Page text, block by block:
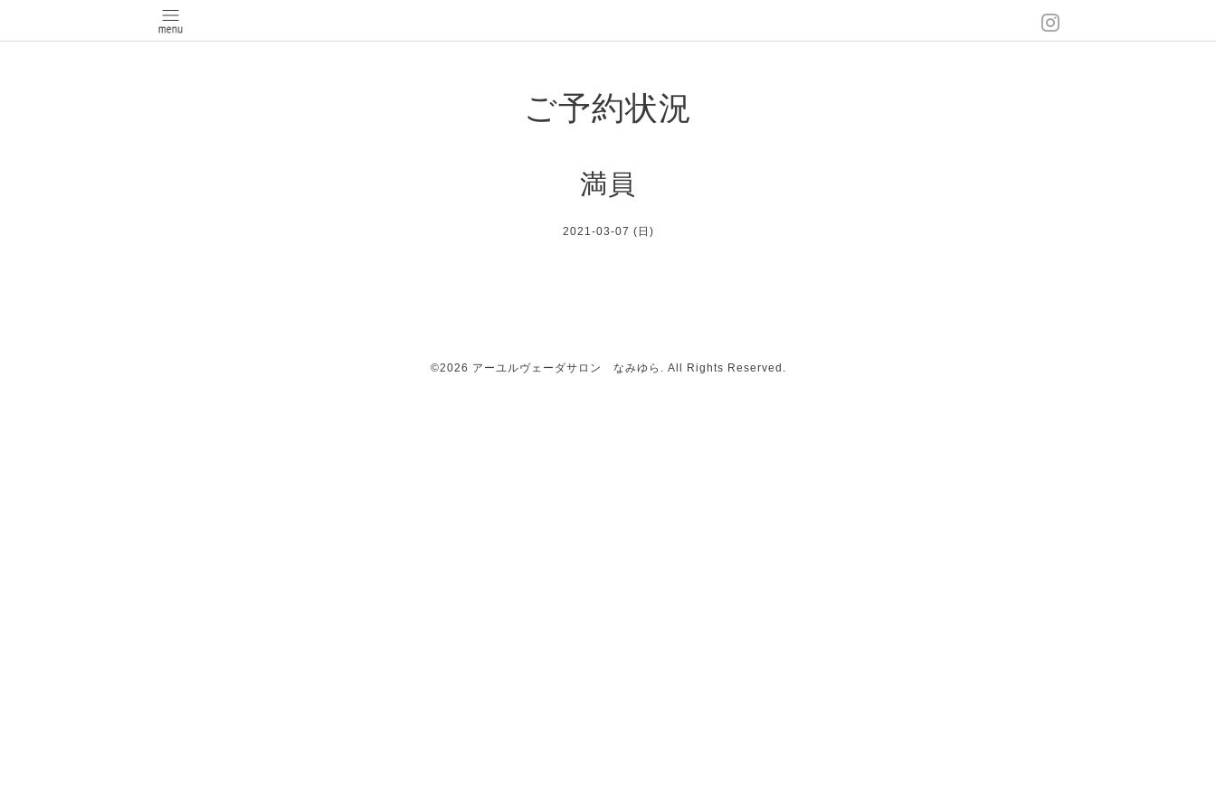
ご予約状況
満員
2021-03-07 (日)
©2026 アーユルヴェーダサロン なみゆら . All Rights Reserved.